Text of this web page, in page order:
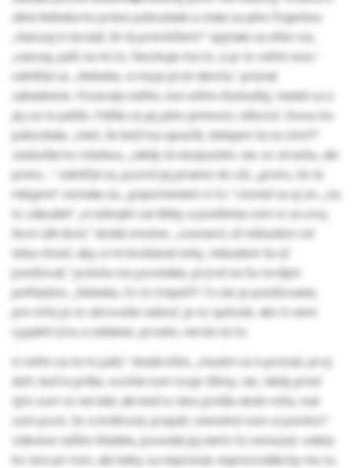
silná Rebeka ho práve pobozkala a stala sa jeho frajerkou.
„Naozaj ti nevadí, že ťa premôžem?“ opýtala sa ešte raz,
„naozaj, páči sa mi to, fascinuje ma to, a je to veľmi sexi,“
odmlčal sa. „Rebeka, si moje prvé dievča,“ priznal
zahanbene. Pozerala naňho, bol veľmi chutnučký, hanbil sa a
jej sa to páčilo. Páčila sa jej jeho jemnosť, citlivosť. Znovu ho
pobozkala. „Vieš, že keď ma opustíš, dobijem ťa na smrť?“
zaskočila ho otázkou, „nikdy ťa neopustím, nie zo strachu, ale
preto....“ odmlčal sa, pozrel jej priamo do očí, „preto, že ťa
milujem!“ usmiala sa, „pripomeniem ti to.“ Usmial sa aj on, „na
to zabudni!“ „A nebojím sa! Bitky a poníženia som si za svoj
život užil dosť,“ dodal smutne. „Leonard, už nebudem od
teba chcieť, aby si mi bozkával nohy, nebudem ťa už
ponižovať,“ potichu mu povedala, pozrel na ňu tvrdým
pohľadom, „Rebeka, čo to trepeš?! To nie je ponižovanie,
pre mňa je to obrovská radosť, je to spôsob, ako ti viem
vyjadriť úctu a oddanie, prosím, nerob mi to.
A veľmi sa mi to páči,“ dodal ešte, „musím sa ti priznať, prvý
deň, keď si prišla, ovoňal som tvoje čižmy, nie, nikdy pred
tým som to nerobil, ale keď si ráno prešla okolo mňa, mal
som pocit, že si kráľovná, prepáč, nemohol som si pomôcť.“
Udivene naňho hľadela, povedal jej niečo čo nemusel, videla
ho síce pri tom, ale keby sa nepriznal, neprezradila by mu to.